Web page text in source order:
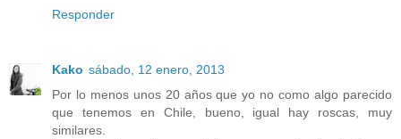
Responder
Kako sábado, 12 enero, 2013
Por lo menos unos 20 años que yo no como algo parecido
que tenemos en Chile, bueno, igual hay roscas, muy
similares.